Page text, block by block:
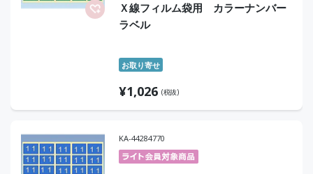
Ｘ線フィルム袋用 カラーナンバー
ラベル
お取り寄せ
¥1,026 (税抜)
KA-44284770